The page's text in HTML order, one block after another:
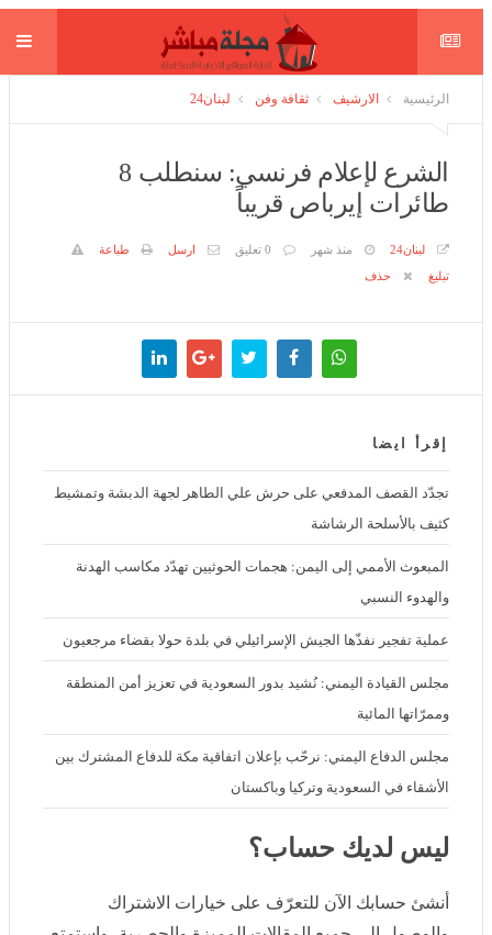
الرئيسية الارشيف ثقافة وفن لبنان24
الشرع لإعلام فرنسي: سنطلب 8 طائرات
إيرباص قريباً
إقرأ ايضا
تجدّد القصف المدفعي على حرش علي الطاهر لجهة الدبشة وتمشيط
كثيف بالأسلحة الرشاشة
المبعوث الأممي إلى اليمن: هجمات الحوثيين تهدّد مكاسب الهدنة والهدوء
النسبي
عملية تفجير نفذّها الجيش الإسرائيلي في بلدة حولا بقضاء مرجعيون
مجلس القيادة اليمني: نُشيد بدور السعودية في تعزيز أمن المنطقة
وممرّاتها المائية
مجلس الدفاع اليمني: نرحّب بإعلان اتفاقية مكة للدفاع المشترك بين
الأشقاء في السعودية وتركيا وباكستان
ليس لديك حساب؟
أنشئ حسابك الآن للتعرّف على خيارات الاشتراك والوصول
إلى جميع المقالات المميزة والحصرية، واستمتع بتجربة قراءة